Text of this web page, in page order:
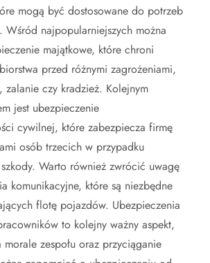
mogą być dostosowane do potrzeb
Wśród najpopularniejszych można
majątkowe, które chroni
przed różnymi zagrożeniami,
zalanie czy kradzież. Kolejnym
jest ubezpieczenie
cywilnej, które zabezpiecza firmę
osób trzecich w przypadku
Warto również zwrócić uwagę
komunikacyjne, które są niezbędne
flotę pojazdów. Ubezpieczenia
to kolejny ważny aspekt,
morale zespołu oraz przyciąganie